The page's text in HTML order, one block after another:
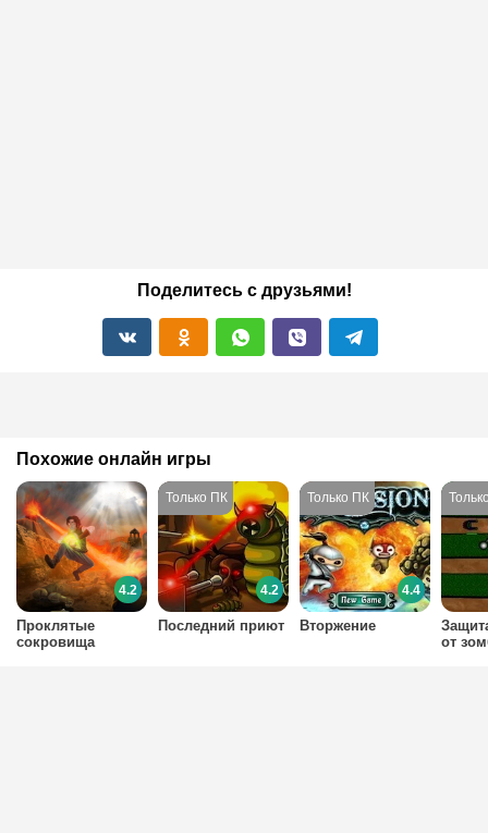
Поделитесь с друзьями!
Похожие онлайн игры
Последний приют
4.2
Вторжение
4.4
от
Проклятые
сокровища
4.2